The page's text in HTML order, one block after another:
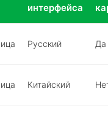
интерфейса
Русский Да
Китайский